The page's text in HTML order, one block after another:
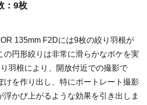
：9枚
135mm F2Dには9枚の絞り羽根が
の円形絞りは非常に滑らかなボケを実
羽根により、開放付近での撮影で
けを作り出し、特にポートレート撮影
浮かび上がるような効果を引き出しま